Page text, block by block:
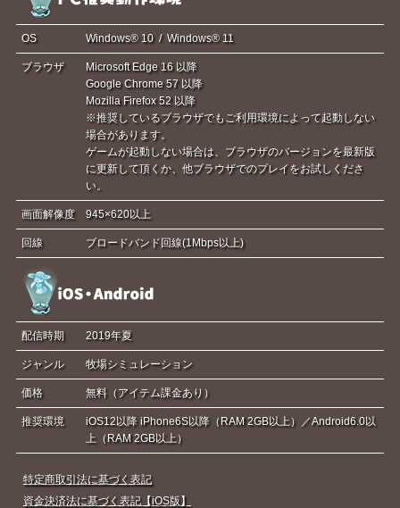
OS Windows® 10 / Windows® 11
ブラウザ
Microsoft Edge 16 以降
Google Chrome 57 以降
Mozilla Firefox 52 以降
※推奨しているブラウザでもご利用環境によって起動しない
場合があります。
ゲームが起動しない場合は、ブラウザのバージョンを最新版
に更新して頂くか、他ブラウザでのプレイをお試しくださ
い。
画面解像度 945×620以上
回線 ブロードバンド回線(1Mbps以上)
配信時期 2019年夏
ジャンル 牧場シミュレーション
価格 無料（アイテム課金あり）
推奨環境
iOS12以降 iPhone6S以降（RAM 2GB以上）／Android6.0以
上（RAM 2GB以上）
特定商取引法に基づく表記
資金決済法に基づく表記【iOS版】